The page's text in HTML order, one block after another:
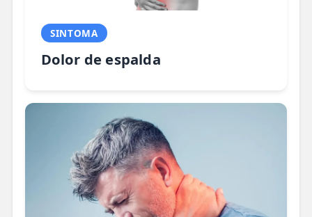
SINTOMA
Dolor de espalda